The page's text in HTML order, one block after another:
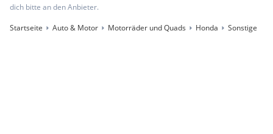
dich bitte an den Anbieter.
Startseite
Auto & Motor Motorräder und Quads Honda Sonstige